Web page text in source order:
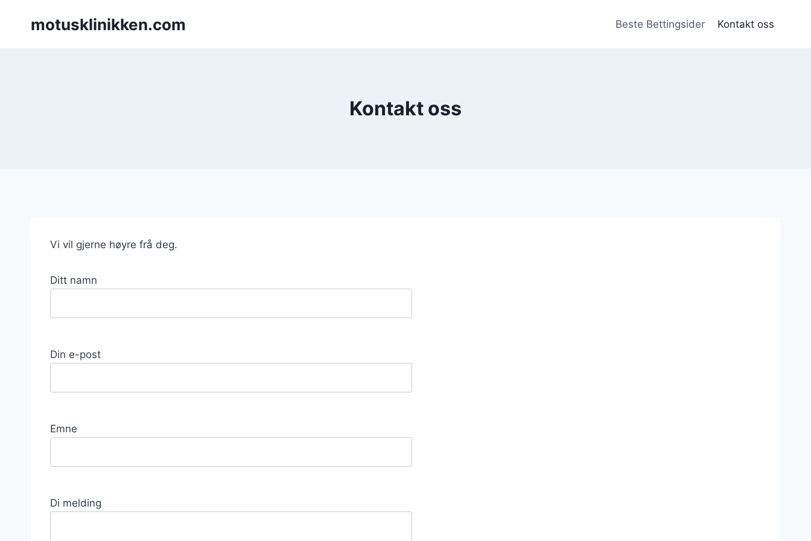
motusklinikken.com Beste Bettingsider Kontakt oss
Kontakt oss
Vi vil gjerne høyre frå deg.
Ditt namn
Din e-post
Emne
Di melding